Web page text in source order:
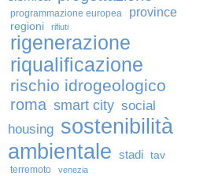
programmazione europea province
regioni rifiuti
rigenerazione
riqualificazione
rischio idrogeologico
roma smart city social
housing sostenibilità
ambientale stadi tav
terremoto venezia